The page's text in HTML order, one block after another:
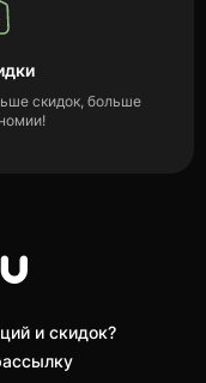
скидок, больше
и скидок?